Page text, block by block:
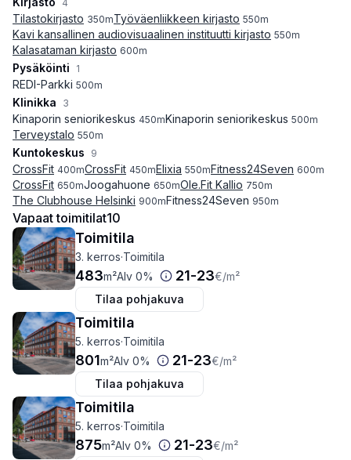
4
Tilastokirjasto 350mTyöväenliikkeen kirjasto 550m
Kavi kansallinen audiovisuaalinen instituutti kirjasto 550m
Kalasataman kirjasto 600m
Pysäköinti 1
REDI-Parkki 500m
Klinikka 3
Kinaporin seniorikeskus 450mKinaporin seniorikeskus 500m
Terveystalo 550m
Kuntokeskus 9
CrossFit 400mCrossFit 450mElixia 550mFitness24Seven 600m
CrossFit 650mJoogahuone 650mOle.Fit Kallio 750m
The Clubhouse Helsinki 900mFitness24Seven 950m
Vapaat toimitilat10
Toimitila
3. kerros·Toimitila
483m²Alv 0% 21-23€/m²
Tilaa pohjakuva
Toimitila
5. kerros·Toimitila
801m²Alv 0% 21-23€/m²
Tilaa pohjakuva
Toimitila
5. kerros·Toimitila
875m²Alv 0% 21-23€/m²